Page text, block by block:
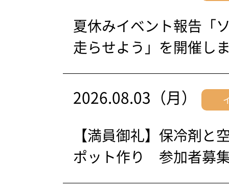
夏休みイベント報告「
走らせよう」を開催し
2026.08.03（月）
【満員御礼】保冷剤と
ポット作り 参加者募